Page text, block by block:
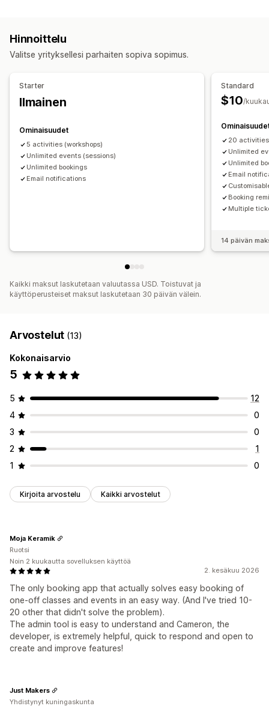
Sähköposti-ilmoitukset
Kalenteri-pienohjelma
Mukautetut ilmoitukset
Hinnoittelu
Valitse yrityksellesi parhaiten sopiva sopimus.
Starter
Ilmainen
Ominaisuudet
5 activities (workshops)
Unlimited events (sessions)
Unlimited bookings
Email notifications
Standard
$10/
20
Unlimited
Unlimited
Email
Booking
Multiple
14 päivän
Kaikki maksut laskutetaan valuutassa USD. Toistuvat ja
käyttöperusteiset maksut laskutetaan 30 päivän välein.
Arvostelut (13)
Kokonaisarvio
5
5
12
4
0
3
0
2
1
1
0
Kirjoita arvostelu Kaikki arvostelut
2. kesäkuu 2026
The only booking app that actually solves easy booking of
one-off classes and events in an easy way. (And I've tried 10-
20 other that didn't solve the problem).
The admin tool is easy to understand and Cameron, the
developer, is extremely helpful, quick to respond and open to
create and improve features!
Moja Keramik
Ruotsi
Noin 2 kuukautta sovelluksen käyttöä
Just Makers
Yhdistynyt kuningaskunta